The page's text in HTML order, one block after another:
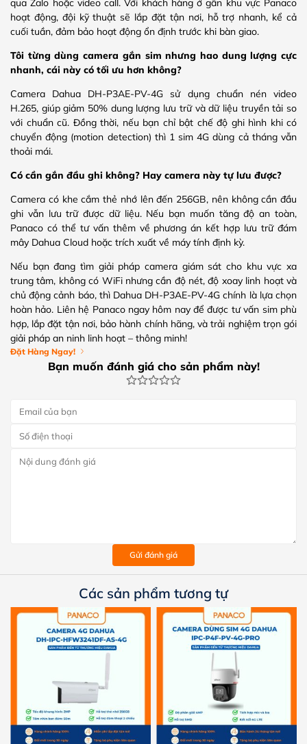
qua Zalo hoặc video call. Với khách hàng ở gần khu vực Panaco
hoạt động, đội kỹ thuật sẽ lắp đặt tận nơi, hỗ trợ nhanh, kể cả
cuối tuần, đảm bảo hoạt động ổn định trước khi bàn giao.
Tôi từng dùng camera gắn sim nhưng hao dung lượng cực
nhanh, cái này có tối ưu hơn không?
Camera Dahua DH-P3AE-PV-4G sử dụng chuẩn nén video
H.265, giúp giảm 50% dung lượng lưu trữ và dữ liệu truyền tải so
với chuẩn cũ. Đồng thời, nếu bạn chỉ bật chế độ ghi hình khi có
chuyển động (motion detection) thì 1 sim 4G dùng cả tháng vẫn
thoải mái.
Có cần gắn đầu ghi không? Hay camera này tự lưu được?
Camera có khe cắm thẻ nhớ lên đến 256GB, nên không cần đầu
ghi vẫn lưu trữ được dữ liệu. Nếu bạn muốn tăng độ an toàn,
Panaco có thể tư vấn thêm về phương án kết hợp lưu trữ đám
mây Dahua Cloud hoặc trích xuất về máy tính định kỳ.
Nếu bạn đang tìm giải pháp camera giám sát cho khu vực xa
trung tâm, không có WiFi nhưng cần độ nét, độ xoay linh hoạt và
chủ động cảnh báo, thì Dahua DH-P3AE-PV-4G chính là lựa chọn
hoàn hảo. Liên hệ Panaco ngay hôm nay để được tư vấn sim phù
hợp, lắp đặt tận nơi, bảo hành chính hãng, và trải nghiệm trọn gói
giải pháp an ninh linh hoạt – thông minh!
Đặt Hàng Ngay!
Bạn muốn đánh giá cho sản phẩm này!
Gửi đánh giá
Các sản phẩm tương tự